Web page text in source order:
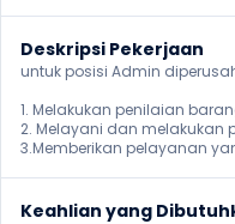
Deskripsi Pekerjaan
untuk posisi Admin
1. Melakukan penilaian
2. Melayani dan
3.Memberikan pelayanan
Keahlian yang